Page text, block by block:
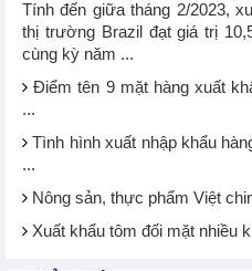
Tính đến giữa tháng 2/2023,
thị trường Brazil đạt giá trị
cùng kỳ năm ...
Điểm tên 9 mặt hàng xuất
...
Tình hình xuất nhập khẩu
...
Nông sản, thực phẩm Việt
Xuất khẩu tôm đối mặt nhiều